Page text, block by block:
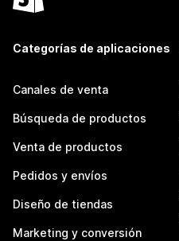
Categorías de aplicaciones
Canales de venta
Búsqueda de productos
Venta de productos
Pedidos y envíos
Diseño de tiendas
Marketing y conversión